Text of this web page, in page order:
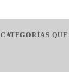
CATEGORÍAS